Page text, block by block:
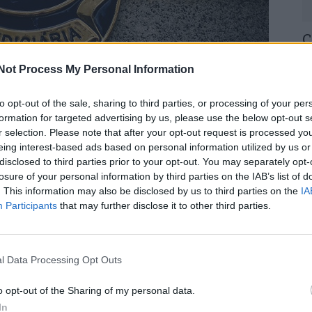
Process My Personal Information
opt-out of the sale, sharing to third parties, or processing of your
for targeted advertising by us, please use the below opt-out
selection. Please note that after your opt-out request is processed
interest-based ads based on personal information utilized by us
to third parties prior to your opt-out. You may separately
of your personal information by third parties on the IAB’s list of
This information may also be disclosed by us to third parties on the
Participants that may further disclose it to other third parties.
Data Processing Opt Outs
opt-out of the Sharing of my personal data.
do Centro, em estreita articulação com a
um homem de 28 anos, pela presumível autoria
física qualificada e detenção de arma
4 de maio num estabelecimento comercial
pelo suspeito ficou ferida uma
se encontrava no interior do estabelecimento,